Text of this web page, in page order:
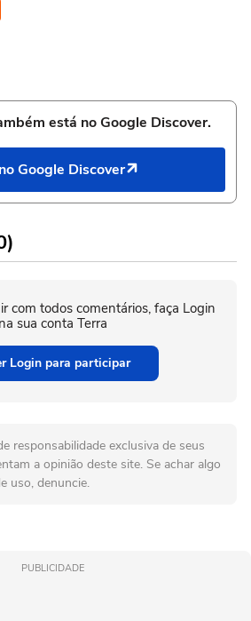
está no Google Discover.
Google Discover
com todos comentários, faça Login
na sua conta Terra
Login para participar
responsabilidade exclusiva de seus
a opinião deste site. Se achar algo
uso, denuncie.
PUBLICIDADE